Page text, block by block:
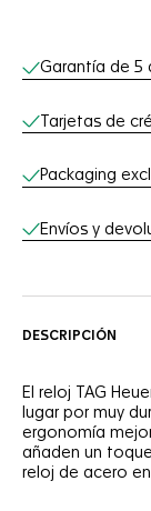
Servicios
Garantía de 5
Tarjetas de
Packaging
Envíos y
DESCRIPCIÓN
El reloj TAG
lugar por muy
ergonomía
añaden un
reloj de acero